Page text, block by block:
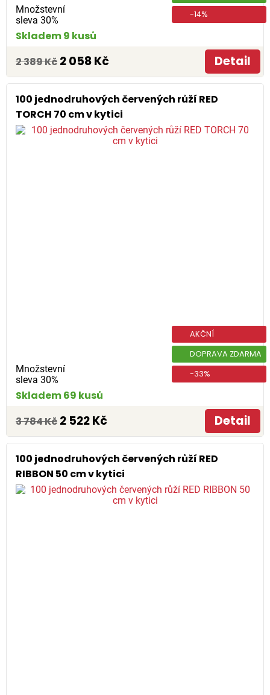
Množstevní
sleva 30%
-14%
Skladem 9 kusů
2 389 Kč 2 058 Kč Detail
100 jednodruhových červených růží RED
TORCH 70 cm v kytici
Množstevní
sleva 30%
AKČNÍ
DOPRAVA ZDARMA
-33%
Skladem 69 kusů
3 784 Kč 2 522 Kč Detail
100 jednodruhových červených růží RED
RIBBON 50 cm v kytici